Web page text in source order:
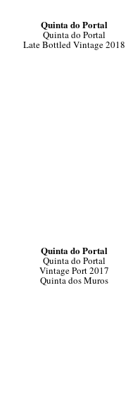
Quinta do Portal
Quinta do Portal
Late Bottled Vintage 2018
Quinta do Portal
Quinta do Portal
Vintage Port 2017
Quinta dos Muros